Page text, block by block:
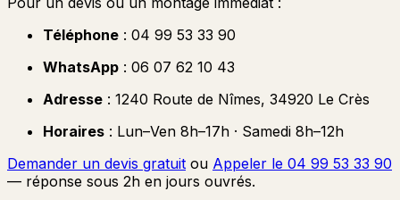
Téléphone : 04 99 53 33 90
WhatsApp : 06 07 62 10 43
Adresse : 1240 Route de Nîmes, 34920 Le Crès
Horaires : Lun–Ven 8h–17h · Samedi 8h–12h
Demander un devis gratuit ou Appeler le 04 99 53 33 90
— réponse sous 2h en jours ouvrés.